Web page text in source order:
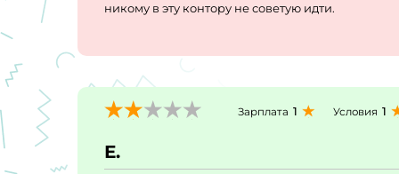
никому в эту контору не советую идти.
Зарплата 1 Условия 1
Е.